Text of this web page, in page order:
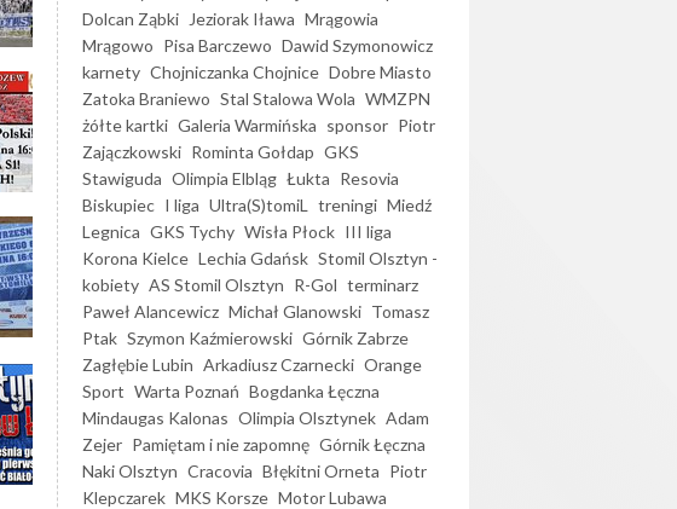
Dolcan Ząbki
Jeziorak Iława Mrągowia
Mrągowo Pisa Barczewo Dawid Szymonowicz
karnety Chojniczanka Chojnice Dobre Miasto
Zatoka Braniewo Stal Stalowa Wola WMZPN
żółte kartki Galeria Warmińska sponsor Piotr
Zajączkowski Rominta Gołdap GKS
Stawiguda Olimpia Elbląg Łukta Resovia
Biskupiec I liga Ultra(S)tomiL treningi Miedź
Legnica GKS Tychy Wisła Płock III liga
Korona Kielce Lechia Gdańsk Stomil Olsztyn -
kobiety AS Stomil Olsztyn R-Gol terminarz
Paweł Alancewicz Michał Glanowski Tomasz
Ptak Szymon Kaźmierowski Górnik Zabrze
Zagłębie Lubin Arkadiusz Czarnecki Orange
Sport Warta Poznań Bogdanka Łęczna
Mindaugas Kalonas Olimpia Olsztynek Adam
Zejer Pamiętam i nie zapomnę Górnik Łęczna
Naki Olsztyn Cracovia Błękitni Orneta Piotr
Klepczarek MKS Korsze Motor Lubawa